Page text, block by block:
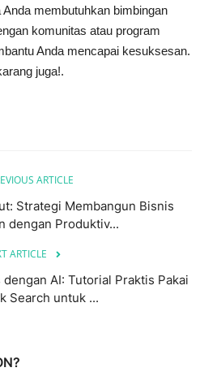
membutuhkan bimbingan
komunitas atau program
Anda mencapai kesuksesan.
juga!.
ARTICLE
Strategi Membangun Bisnis
dengan Produktiv...
ARTICLE
AI: Tutorial Praktis Pakai
Search untuk ...